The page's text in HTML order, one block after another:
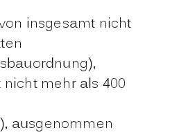
insgesamt nicht
mehr als 400
ausgenommen